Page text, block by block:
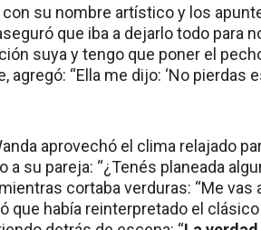
su nombre artístico y los
que iba a dejarlo todo para
suya y tengo que poner el
“Ella me dijo: ‘No pierdas
aprovechó el clima relajado
su pareja: “¿Tenés planeada
cortaba verduras: “Me vas
que había reinterpretado el